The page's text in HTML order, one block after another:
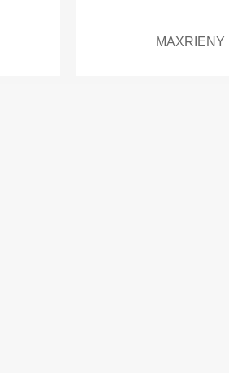
MAXRIENY